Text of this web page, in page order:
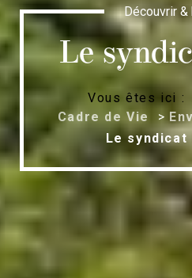
Découvrir &
Le
Vous êtes ici :
Cadre de Vie
Le syndicat